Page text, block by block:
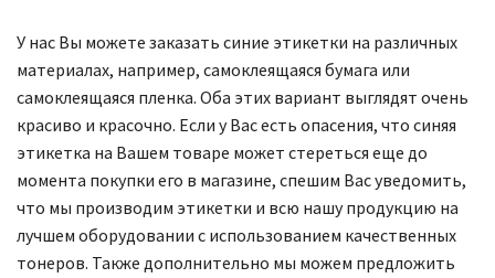
У нас Вы можете заказать синие этикетки на различных
материалах, например, самоклеящаяся бумага или
самоклеящаяся пленка. Оба этих вариант выглядят очень
красиво и красочно. Если у Вас есть опасения, что синяя
этикетка на Вашем товаре может стереться еще до
момента покупки его в магазине, спешим Вас уведомить,
что мы производим этикетки и всю нашу продукцию на
лучшем оборудовании с использованием качественных
тонеров. Также дополнительно мы можем предложить